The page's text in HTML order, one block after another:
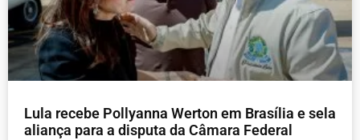
Lula recebe Pollyanna Werton em Brasília e sela
aliança para a disputa da Câmara Federal